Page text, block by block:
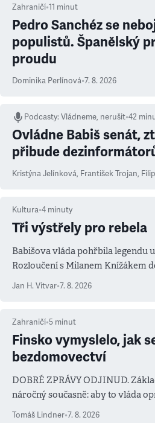
Zahraničí•11 minut
Pedro Sanchéz se
populistů. Španělský
proudu
Dominika Perlínová•7. 8. 2026
Podcasty:Vládneme, nerušit•42
Ovládne Babiš senát,
přibude
Kristýna Jelínková, František Trojan,
Kultura•4 minuty
Tři výstřely pro rebela
Babišova vláda pohřbila legendu
Rozloučení s Milanem Knížákem
salvy i kritika pokrokářů
Jan H. Vitvar•7. 8. 2026
Zahraničí•5 minut
Finsko vymyslelo, jak
bezdomovectví
DOBRÉ ZPRÁVY ODJINUD.
náročný současně: aby to vláda
prioritu
Tomáš Lindner•7. 8. 2026